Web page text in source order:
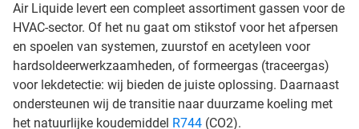
Air Liquide levert een compleet assortiment gassen voor de
HVAC-sector. Of het nu gaat om stikstof voor het afpersen
en spoelen van systemen, zuurstof en acetyleen voor
hardsoldeerwerkzaamheden, of formeergas (traceergas)
voor lekdetectie: wij bieden de juiste oplossing. Daarnaast
ondersteunen wij de transitie naar duurzame koeling met
het natuurlijke koudemiddel R744 (CO2).